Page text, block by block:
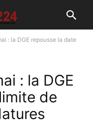
: la DGE repousse la date
: la DGE
de